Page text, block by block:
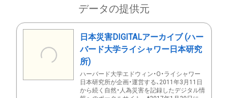
データの提供元
日本災害DIGITALアーカイブ (ハー
バード大学ライシャワー日本研究
所)
ハーバード大学エドウィン・O・ライシャワー
日本研究所が企画・運営する、2011年3月11日
から続く自然・人為災害を記録したデジタル情